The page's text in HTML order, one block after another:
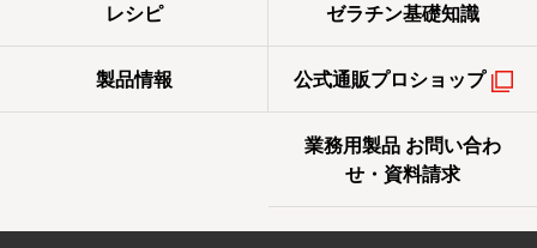
レシピ ゼラチン基礎知識
製品情報 公式通販プロショップ
業務用製品 お問い合わ
せ・資料請求